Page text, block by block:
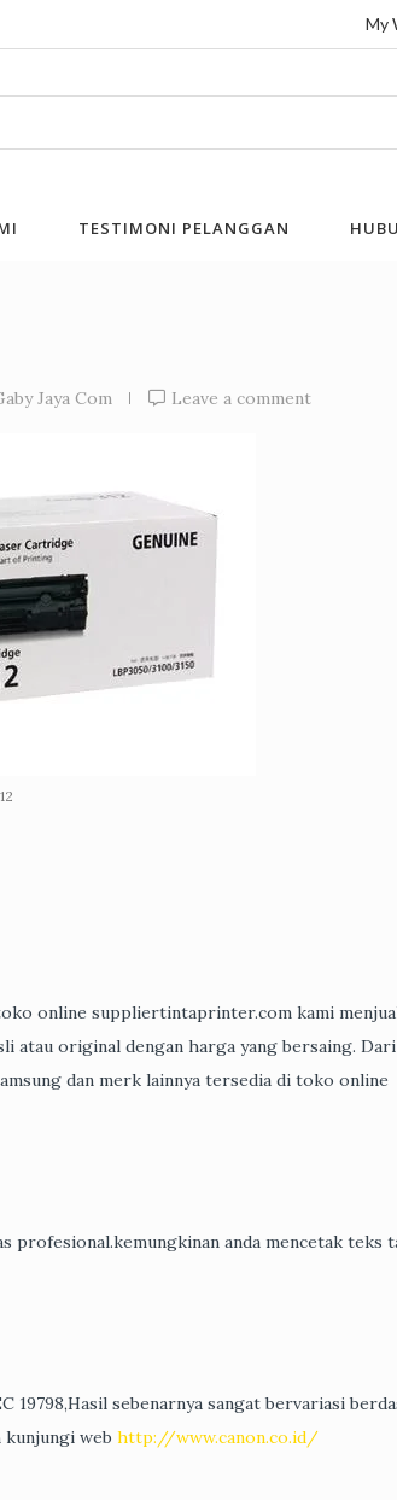
My
TESTIMONI PELANGGAN
Jaya Com Leave a comment
online suppliertintaprinter.com kami
atau original dengan harga yang bersaing. Dari
dan merk lainnya tersedia di toko online
profesional.kemungkinan anda mencetak teks
sebenarnya sangat bervariasi
web http://www.canon.co.id/